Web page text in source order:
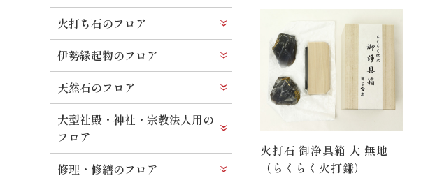
火打石 御浄具箱 大 無地
（らくらく火打鎌）
火打ち石のフロア
伊勢縁起物のフロア
天然石のフロア
大型社殿・神社・宗教法人用の
フロア
修理・修繕のフロア